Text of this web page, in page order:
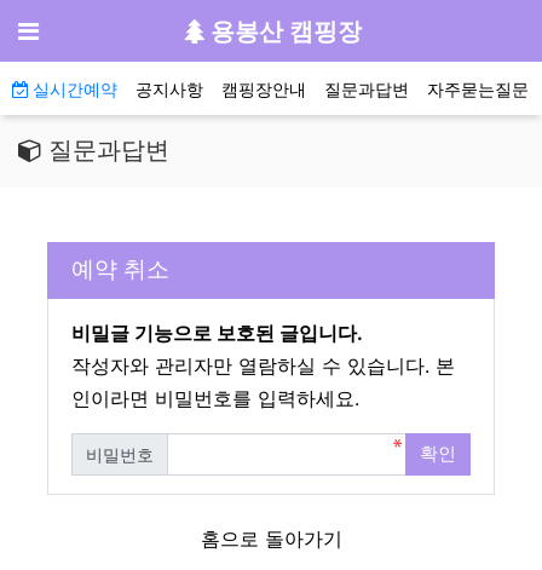
메뉴 용봉산 캠핑장
메인 메뉴
실시간예약 공지사항 캠핑장안내 질문과답변 자주묻는질문
질문과답변
예약 취소
비밀글 기능으로 보호된 글입니다.
작성자와 관리자만 열람하실 수 있습니다. 본
인이라면 비밀번호를 입력하세요.
비밀번호
필수 확인
홈으로 돌아가기